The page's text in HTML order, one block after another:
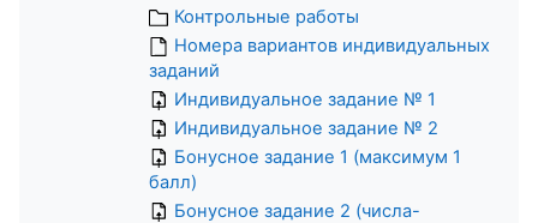
Контрольные работы
Номера вариантов индивидуальных
заданий
Индивидуальное задание № 1
Индивидуальное задание № 2
Бонусное задание 1 (максимум 1
балл)
Бонусное задание 2 (числа-